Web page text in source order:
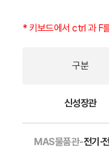
* 키보드에서 ctrl 과 F
구분
신성장관
MAS물품관-전기·